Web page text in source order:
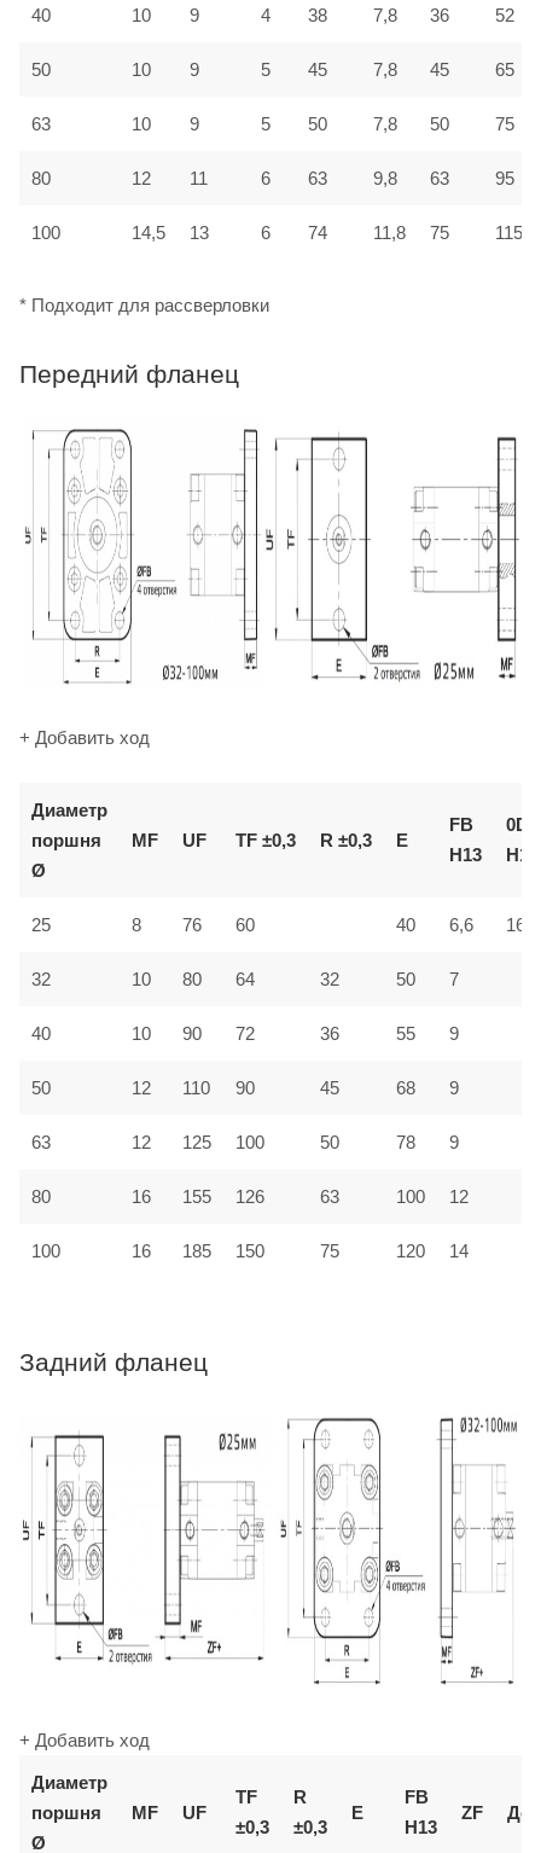
40 10 9 4 38 7,8 36 52
50 10 9 5 45 7,8 45 65
63 10 9 5 50 7,8 50 75
80 12 11 6 63 9,8 63 95
100 14,5 13 6 74 11,8 75 115
* Подходит для рассверловки
Передний фланец
+ Добавить ход
Диаметр
поршня
Ø
MF UF TF ±0,3 R ±0,3 E
FB
H13
0D
H11
25 8 76 60 40 6,6 16
32 10 80 64 32 50 7
40 10 90 72 36 55 9
50 12 110 90 45 68 9
63 12 125 100 50 78 9
80 16 155 126 63 100 12
100 16 185 150 75 120 14
Задний фланец
+ Добавить ход
Диаметр
поршня
Ø
MF UF
TF
±0,3
R
±0,3
E
FB
H13
ZF